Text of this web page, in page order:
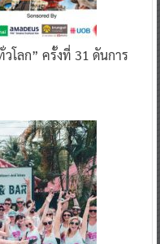
โลก” ครั้งที่ 31 ดันการ